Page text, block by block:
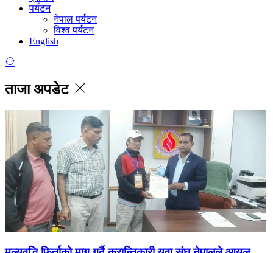
पर्यटन
नेपाल पर्यटन
विश्व पर्यटन
English
ताजा अपडेट